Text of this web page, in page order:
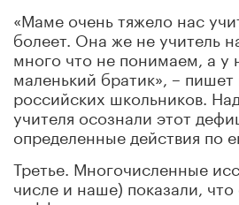
«Маме очень тяжело нас
болеет. Она же не учитель
много что не понимаем, а у
маленький братик», – пишет
российских школьников.
учителя осознали этот
определенные действия по
Третье. Многочисленные
числе и наше) показали,